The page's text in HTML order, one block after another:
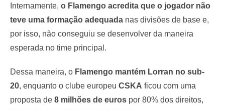
Internamente, o Flamengo acredita que o jogador não
teve uma formação adequada nas divisões de base e,
por isso, não conseguiu se desenvolver da maneira
esperada no time principal.
Dessa maneira, o Flamengo mantém Lorran no sub-
20, enquanto o clube europeu CSKA ficou com uma
proposta de 8 milhões de euros por 80% dos direitos,